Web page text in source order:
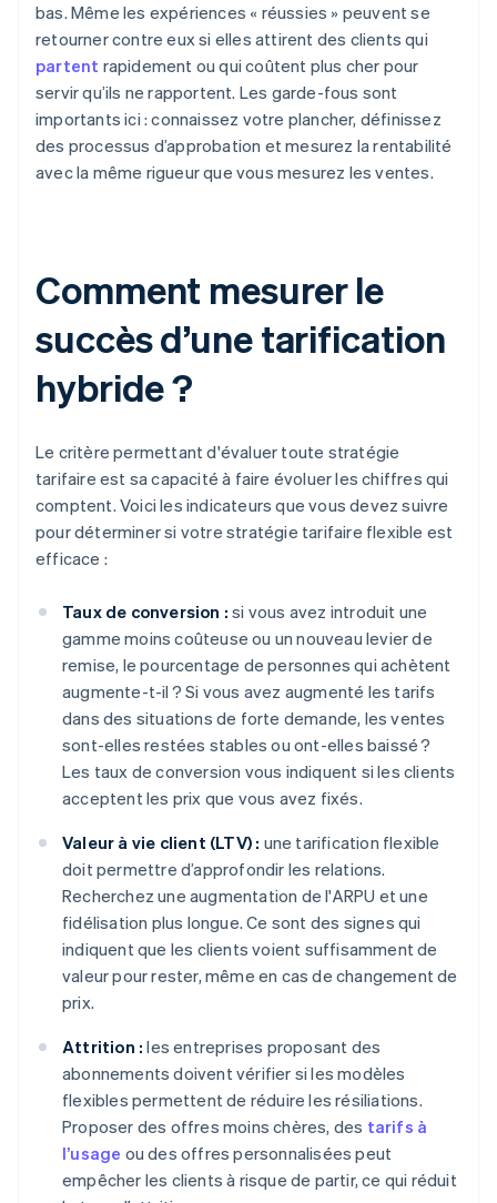
bas. Même les expériences « réussies » peuvent se
retourner contre eux si elles attirent des clients qui
partent rapidement ou qui coûtent plus cher pour
servir qu’ils ne rapportent. Les garde-fous sont
importants ici : connaissez votre plancher, définissez
des processus d’approbation et mesurez la rentabilité
avec la même rigueur que vous mesurez les ventes.
Comment mesurer le
succès d’une tarification
hybride ?
Le critère permettant d'évaluer toute stratégie
tarifaire est sa capacité à faire évoluer les chiffres qui
comptent. Voici les indicateurs que vous devez suivre
pour déterminer si votre stratégie tarifaire flexible est
efficace :
Taux de conversion : si vous avez introduit une
gamme moins coûteuse ou un nouveau levier de
remise, le pourcentage de personnes qui achètent
augmente-t-il ? Si vous avez augmenté les tarifs
dans des situations de forte demande, les ventes
sont-elles restées stables ou ont-elles baissé ?
Les taux de conversion vous indiquent si les clients
acceptent les prix que vous avez fixés.
Valeur à vie client (LTV) : une tarification flexible
doit permettre d’approfondir les relations.
Recherchez une augmentation de l'ARPU et une
fidélisation plus longue. Ce sont des signes qui
indiquent que les clients voient suffisamment de
valeur pour rester, même en cas de changement de
prix.
Attrition : les entreprises proposant des
abonnements doivent vérifier si les modèles
flexibles permettent de réduire les résiliations.
Proposer des offres moins chères, des tarifs à
l’usage ou des offres personnalisées peut
empêcher les clients à risque de partir, ce qui réduit